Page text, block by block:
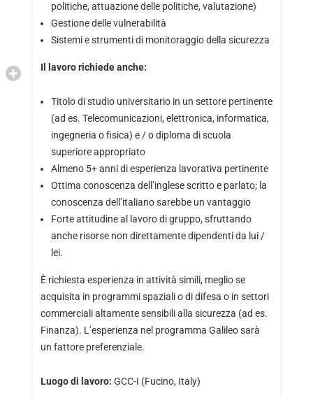
politiche, attuazione delle politiche, valutazione)
Gestione delle vulnerabilità
Sistemi e strumenti di monitoraggio della sicurezza
Il lavoro richiede anche:
Titolo di studio universitario in un settore pertinente
(ad es. Telecomunicazioni, elettronica, informatica,
ingegneria o fisica) e / o diploma di scuola
superiore appropriato
Almeno 5+ anni di esperienza lavorativa pertinente
Ottima conoscenza dell’inglese scritto e parlato; la
conoscenza dell’italiano sarebbe un vantaggio
Forte attitudine al lavoro di gruppo, sfruttando
anche risorse non direttamente dipendenti da lui /
lei.
È richiesta esperienza in attività simili, meglio se
acquisita in programmi spaziali o di difesa o in settori
commerciali altamente sensibili alla sicurezza (ad es.
Finanza). L’esperienza nel programma Galileo sarà
un fattore preferenziale.
Luogo di lavoro: GCC-I (Fucino, Italy)